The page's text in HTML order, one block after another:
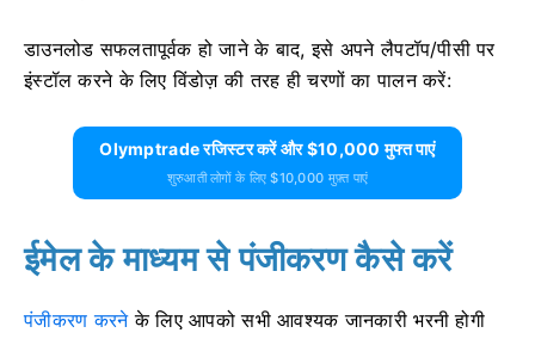
डाउनलोड सफलतापूर्वक हो जाने के बाद, इसे अपने लैपटॉप/पीसी पर
इंस्टॉल करने के लिए विंडोज़ की तरह ही चरणों का पालन करें:
Olymptrade रजिस्टर करें और $10,000 मुफ्त पाएं
शुरुआती लोगों के लिए $10,000 मुफ़्त पाएं
ईमेल के माध्यम से पंजीकरण कैसे करें
पंजीकरण करनेके लिएआपको सभी आवश्यक जानकारी भरनी होगी